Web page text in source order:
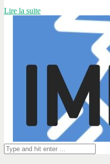
Lire la suite